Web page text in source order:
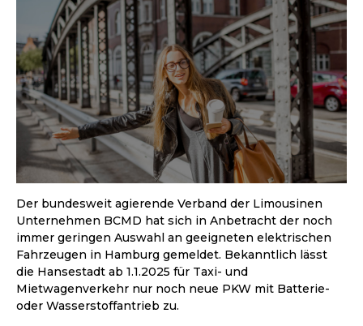
Der bundesweit agierende Verband der Limousinen
Unternehmen BCMD hat sich in Anbetracht der noch
immer geringen Auswahl an geeigneten elektrischen
Fahrzeugen in Hamburg gemeldet. Bekanntlich lässt
die Hansestadt ab 1.1.2025 für Taxi- und
Mietwagenverkehr nur noch neue PKW mit Batterie-
oder Wasserstoffantrieb zu.